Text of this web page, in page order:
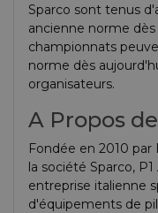
Sparco sont tenus
ancienne norme
championnats
norme dès
organisateurs.
A Propos de
Fondée en 2010 par
la société Sparco,
entreprise italienne
d'équipements de